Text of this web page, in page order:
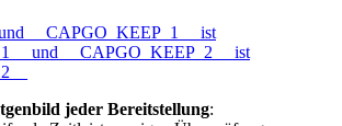
__CAPGO_KEEP_1__ ist
und __CAPGO_KEEP_2__ ist
jeder Bereitstellung: